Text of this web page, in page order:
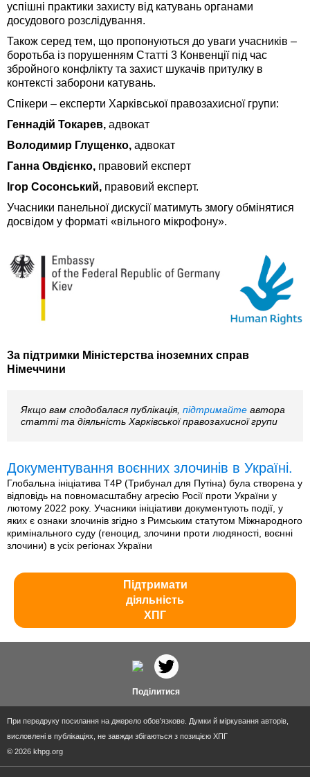
успішні практики захисту від катувань органами
досудового розслідування.
Також серед тем, що пропонуються до уваги учасників –
боротьба із порушенням Статті 3 Конвенції під час
збройного конфлікту та захист шукачів притулку в
контексті заборони катувань.
Спікери – експерти Харківської правозахисної групи:
Геннадій Токарев, адвокат
Володимир Глущенко, адвокат
Ганна Овдієнко, правовий експерт
Ігор Сосонський, правовий експерт.
Учасники панельної дискусії матимуть змогу обмінятися
досвідом у форматі «вільного мікрофону».
За підтримки Міністерства іноземних справ
Німеччини
Якщо вам сподобалася публікація, підтримайте автора
статті та діяльність Харківської правозахисної групи
Документування воєнних злочинів в Україні.
Глобальна ініціатива T4P (Трибунал для Путіна) була створена у
відповідь на повномасштабну агресію Росії проти України у
лютому 2022 року. Учасники ініціативи документують події, у
яких є ознаки злочинів згідно з Римським статутом Міжнародного
кримінального суду (геноцид, злочини проти людяності, воєнні
злочини) в усіх регіонах України
Підтримати
діяльність
ХПГ
Поділитися
При передруку посилання на джерело обов'язкове. Думки й міркування авторів,
висловлені в публікаціях, не завжди збігаються з позицією ХПГ
© 2026 khpg.org